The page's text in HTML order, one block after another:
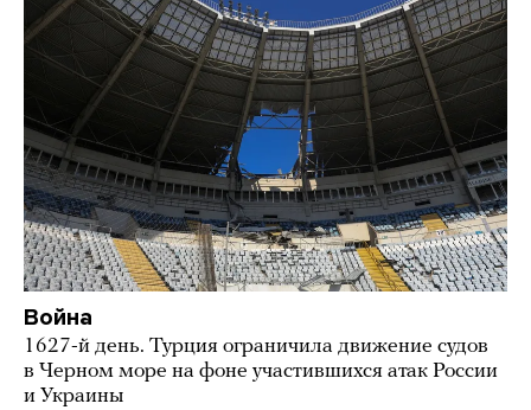
Война
1627-й день. Турция ограничила движение судов
в Черном море на фоне участившихся атак России
и Украины